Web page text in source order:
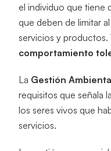
el individuo que tiene
que deben de limitar
servicios y productos.
comportamiento
La Gestión
requisitos que señala la
los seres vivos que
servicios.